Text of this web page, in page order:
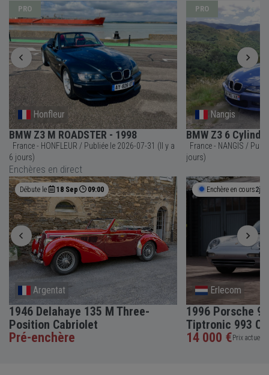
PRO
Honfleur
BMW Z3 M ROADSTER - 1998
France - HONFLEUR / Publiée le 2026-07-31 (Il y a
6 jours)
PRO
Nangis
BMW Z3 6
France - NANGIS / Publiée le 2026-07-28 (Il y a 9
jours)
Enchères en direct
Débute le 18 Sep 09:00
Argentat
1946 Delahaye 135 M Three-
Position Cabriolet
Pré-enchère
Enchère en cours2j
Erlecom
1996 Porsche
Tiptronic 993
14 000 €Prix actuel •